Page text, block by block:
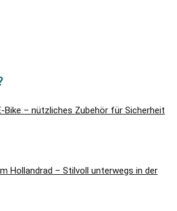
Bike – nützliches Zubehör für Sicherheit
Hollandrad – Stilvoll unterwegs in der